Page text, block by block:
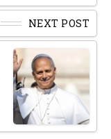
NEXT POST